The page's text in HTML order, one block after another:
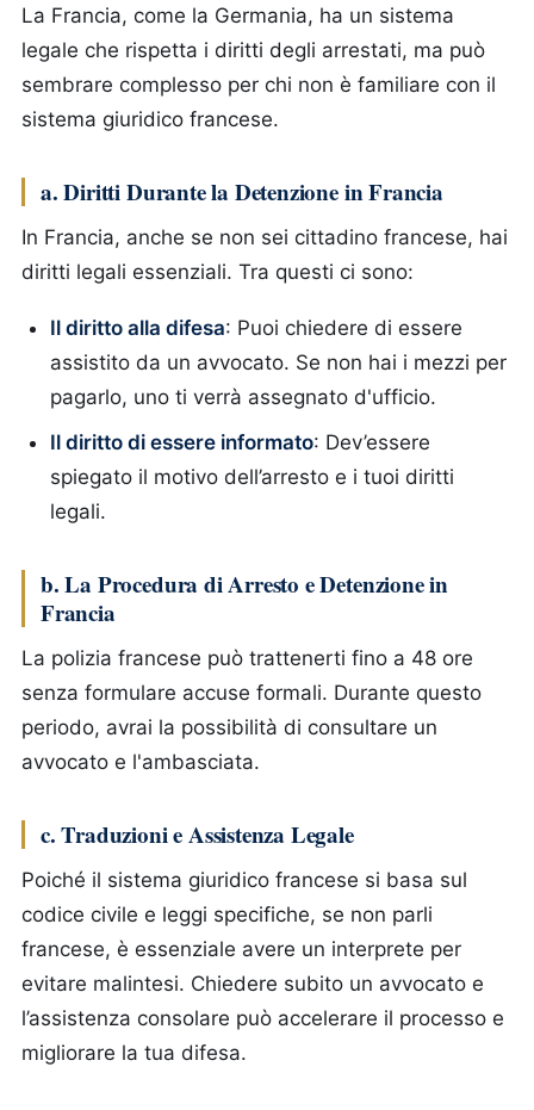
La Francia, come la Germania, ha un sistema
legale che rispetta i diritti degli arrestati, ma può
sembrare complesso per chi non è familiare con il
sistema giuridico francese.
a. Diritti Durante la Detenzione in Francia
In Francia, anche se non sei cittadino francese, hai
diritti legali essenziali. Tra questi ci sono:
Il diritto alla difesa: Puoi chiedere di essere
assistito da un avvocato. Se non hai i mezzi per
pagarlo, uno ti verrà assegnato d'ufficio.
Il diritto di essere informato: Dev’essere
spiegato il motivo dell’arresto e i tuoi diritti
legali.
b. La Procedura di Arresto e Detenzione in
Francia
La polizia francese può trattenerti fino a 48 ore
senza formulare accuse formali. Durante questo
periodo, avrai la possibilità di consultare un
avvocato e l'ambasciata.
c. Traduzioni e Assistenza Legale
Poiché il sistema giuridico francese si basa sul
codice civile e leggi specifiche, se non parli
francese, è essenziale avere un interprete per
evitare malintesi. Chiedere subito un avvocato e
l’assistenza consolare può accelerare il processo e
migliorare la tua difesa.